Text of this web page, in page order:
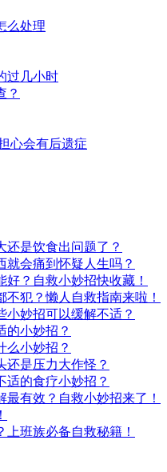
么处理
过几小时
？
心会有后遗症
还是饮食出问题了？
就会痛到怀疑人生吗？
？自救小妙招快收藏！
犯？懒人自救指南来啦！
小妙招可以缓解不适？
的小妙招？
么小妙招？
还是压力大作怪？
适的食疗小妙招？
有效？自救小妙招来了！
班族必备自救秘籍！